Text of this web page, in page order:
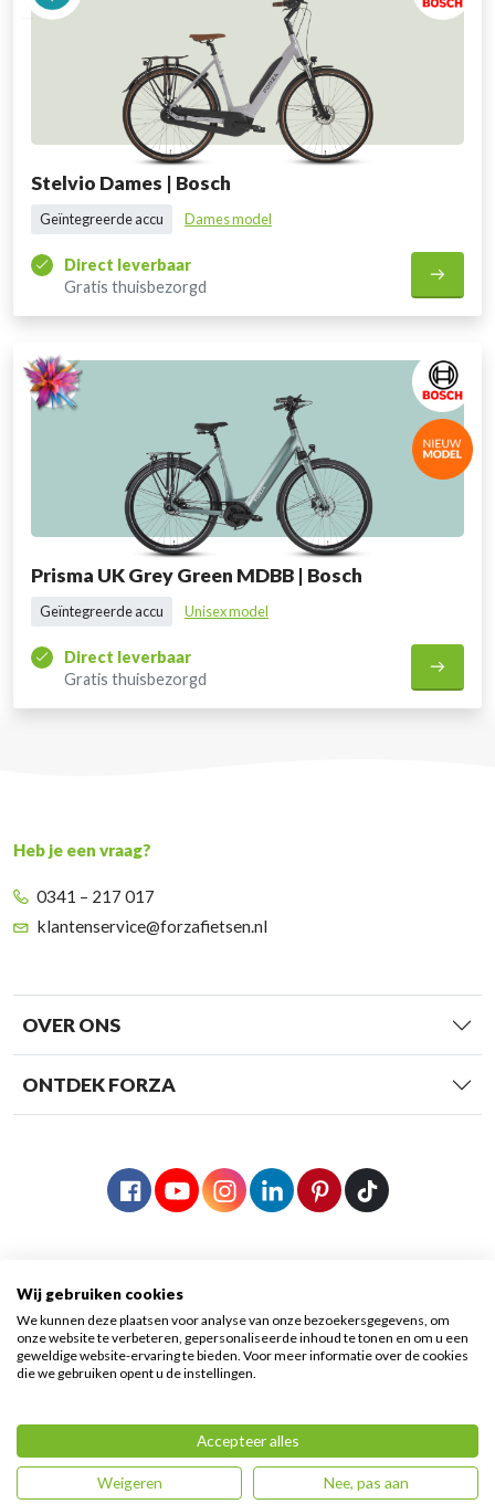
Stelvio Dames | Bosch
Geïntegreerde accu Dames model
Direct leverbaar
Gratis thuisbezorgd
Prisma UK Grey Green MDBB | Bosch
Geïntegreerde accu Unisex model
Direct leverbaar
Gratis thuisbezorgd
Heb je een vraag?
0341 – 217 017
klantenservice@forzafietsen.nl
OVER ONS
ONTDEK FORZA
© 2026 Forza Fietsen | Algemene voorwaarden
|
Privacy voorwaarden
| Sitemap
Wij gebruiken cookies
We kunnen deze plaatsen voor analyse van onze bezoekersgegevens, om
onze website te verbeteren, gepersonaliseerde inhoud te tonen en om u een
geweldige website-ervaring te bieden. Voor meer informatie over de cookies
die we gebruiken opent u de instellingen.
Accepteer alles
Weigeren Nee, pas aan
Benieuwd naar de acties op deze